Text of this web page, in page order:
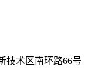
技术区南环路66号